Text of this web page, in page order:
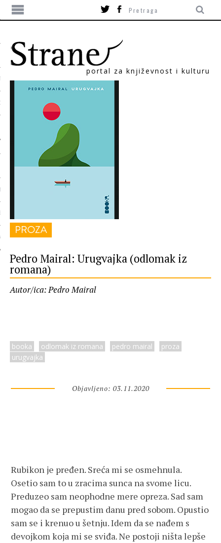
portal za književnost i kulturu
PROZA
Pedro Mairal: Urugvajka (odlomak iz
romana)
Autor/ica: Pedro Mairal
booka odlomak iz romana pedro mairal
proza
urugvajka
Objavljeno: 03.11.2020
Rubikon je pređen. Sreća mi se osmehnula.
Osetio sam to u zracima sunca na svome licu.
Preduzeo sam neophodne mere opreza. Sad sam
mogao da se prepustim danu pred sobom. Opustio
sam se i krenuo u šetnju. Idem da se nađem s
devojkom koja mi se sviđa. Ne postoji ništa lepše